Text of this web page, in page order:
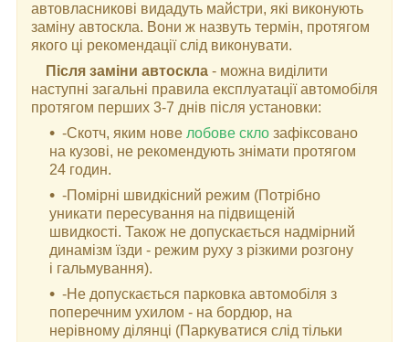
автовласникові видадуть майстри, які виконують
заміну автоскла. Вони ж назвуть термін, протягом
якого ці рекомендації слід виконувати.
Після заміни автоскла - можна виділити
наступні загальні правила експлуатації автомобіля
протягом перших 3-7 днів після установки:
-Скотч, яким нове лобове скло зафіксовано
на кузові, не рекомендують знімати протягом
24 годин.
-Помірні швидкісний режим (Потрібно
уникати пересування на підвищеній
швидкості. Також не допускається надмірний
динамізм їзди - режим руху з різкими розгону
і гальмування).
-Не допускається парковка автомобіля з
поперечним ухилом - на бордюр, на
нерівному ділянці (Паркуватися слід тільки